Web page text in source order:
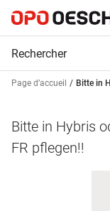
Page d’accueil Bitte in
Bitte in Hybris
FR pflegen!!